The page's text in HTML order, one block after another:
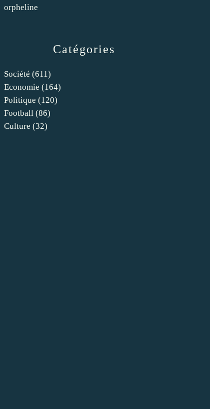
Catégories
Société (611)
Economie (164)
Politique (120)
Football (86)
Culture (32)
orpheline